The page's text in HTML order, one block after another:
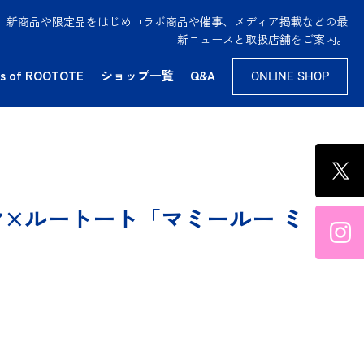
商品や限定品をはじめコラボ商品や催事、メディア掲載などの最
新ニュースと取扱店舗をご案内。
of ROOTOTE ショップ一覧 Q&A ONLINE SHOP
ルートート「マミールー ミ